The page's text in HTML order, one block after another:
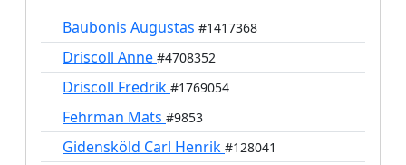
Baubonis Augustas #1417368
Driscoll Anne #4708352
Driscoll Fredrik #1769054
Fehrman Mats #9853
Gidensköld Carl Henrik #128041